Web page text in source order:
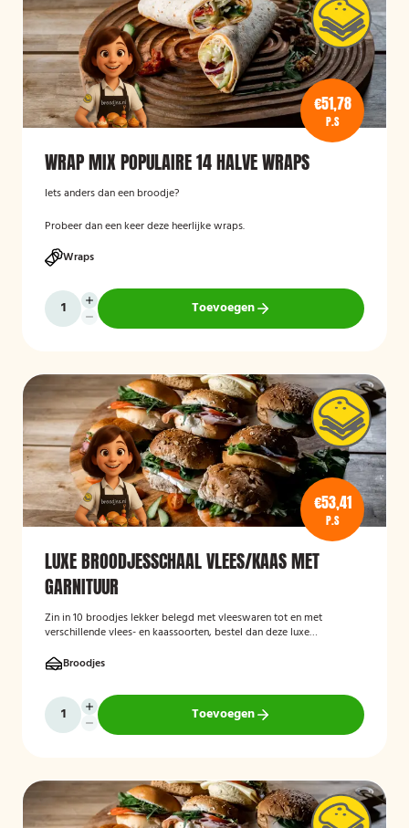
€51,78
P.S
WRAP MIX POPULAIRE 14 HALVE WRAPS
Iets anders dan een broodje?
Probeer dan een keer deze heerlijke wraps.
Wraps
Toevoegen
€53,41
P.S
LUXE BROODJESSCHAAL VLEES/KAAS MET
GARNITUUR
Zin in 10 broodjes lekker belegd met vleeswaren tot en met
verschillende vlees- en kaassoorten, bestel dan deze luxe
Broodjes
Toevoegen